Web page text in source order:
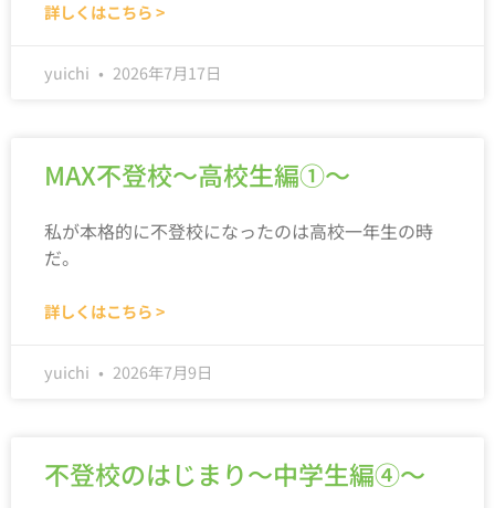
詳しくはこちら >
yuichi 2026年7月17日
MAX不登校～高校生編①～
私が本格的に不登校になったのは高校一年生の時
だ。
詳しくはこちら >
yuichi 2026年7月9日
不登校のはじまり～中学生編④～